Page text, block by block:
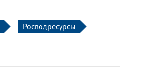
Росводресурсы